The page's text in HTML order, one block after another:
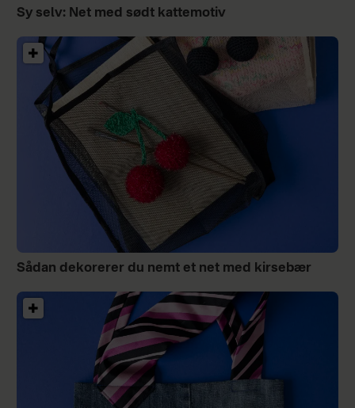
Sy selv: Net med sødt kattemotiv
Sådan dekorerer du nemt et net med kirsebær